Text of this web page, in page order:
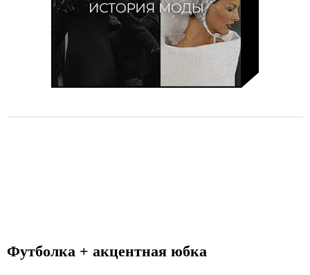
Футболка + акцентная юбка